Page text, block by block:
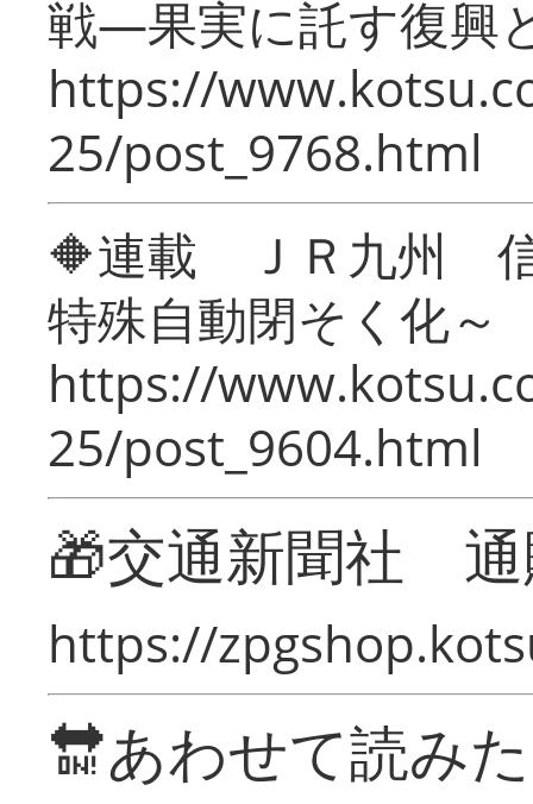
戦―果実に託す復興
https://
25/post_9768.html
🔶連載 ＪＲ九州 信
特殊自動閉そく化～
https://
25/post_9604.html
🎁交通新聞社
https://
🔛あわせて読み